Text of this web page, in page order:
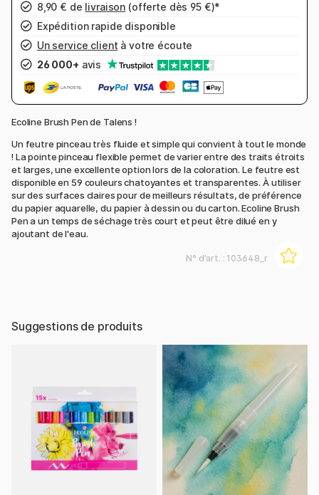
8,90 € de livraison (offerte dès 95 €)*
Expédition rapide disponible
Un service client à votre écoute
26 000+ avis
Ecoline Brush Pen de Talens !
Un feutre pinceau très fluide et simple qui convient à tout le monde
! La pointe pinceau flexible permet de varier entre des traits étroits
et larges, une excellente option lors de la coloration. Le feutre est
disponible en 59 couleurs chatoyantes et transparentes. À utiliser
sur des surfaces claires pour de meilleurs résultats, de préférence
du papier aquarelle, du papier à dessin ou du carton. Ecoline Brush
Pen a un temps de séchage très court et peut être dilué en y
ajoutant de l'eau.
N° d'art. : 103648_r
Suggestions de produits